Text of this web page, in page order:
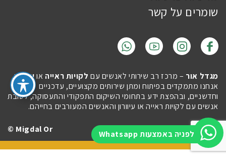
לפניה באמצעות Whatsapp
שומרים על קשר
מגדל אור – מרכז רב שירותי לאנשים עם לקויות ראייה אועיוורון.
אנחנו מתמקדים בפיתוח ומתן שירותים מקצועיים, עדכניים
וחדשניים, ובהפצת ידע בתחומי השיקום התפקודי והתעסוקה, לטובת
אנשים עם לקויות ראייה או עיוורון והאנשים המעורבים בחייהם.
Imaginet
Migdal Or ©